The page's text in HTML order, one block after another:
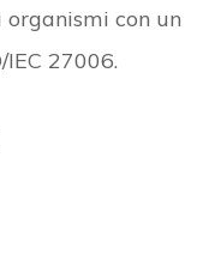
con un
27006.